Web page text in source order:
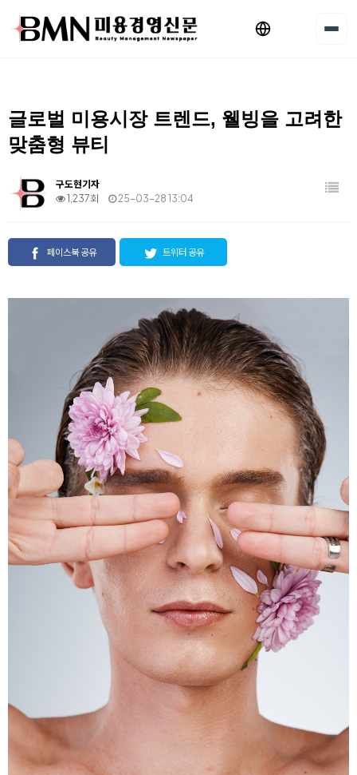
글로벌 미용시장 트렌드, 웰빙을 고려한
맞춤형 뷰티
구도현기자
1,237회
25-03-28 13:04
페이스북 공유 트위터 공유